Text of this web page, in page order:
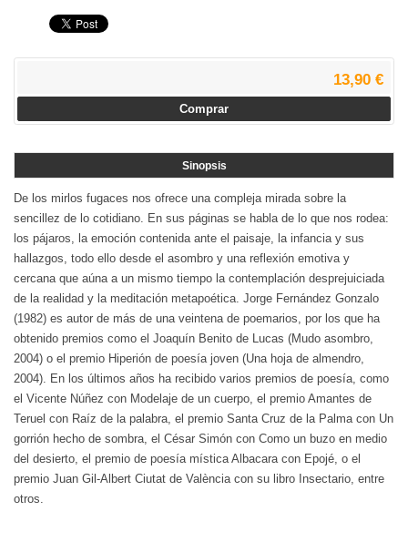
13,90 €
Comprar
Sinopsis
De los mirlos fugaces nos ofrece una compleja mirada sobre la
sencillez de lo cotidiano. En sus páginas se habla de lo que nos rodea:
los pájaros, la emoción contenida ante el paisaje, la infancia y sus
hallazgos, todo ello desde el asombro y una reflexión emotiva y
cercana que aúna a un mismo tiempo la contemplación desprejuiciada
de la realidad y la meditación metapoética. Jorge Fernández Gonzalo
(1982) es autor de más de una veintena de poemarios, por los que ha
obtenido premios como el Joaquín Benito de Lucas (Mudo asombro,
2004) o el premio Hiperión de poesía joven (Una hoja de almendro,
2004). En los últimos años ha recibido varios premios de poesía, como
el Vicente Núñez con Modelaje de un cuerpo, el premio Amantes de
Teruel con Raíz de la palabra, el premio Santa Cruz de la Palma con Un
gorrión hecho de sombra, el César Simón con Como un buzo en medio
del desierto, el premio de poesía mística Albacara con Epojé, o el
premio Juan Gil-Albert Ciutat de València con su libro Insectario, entre
otros.